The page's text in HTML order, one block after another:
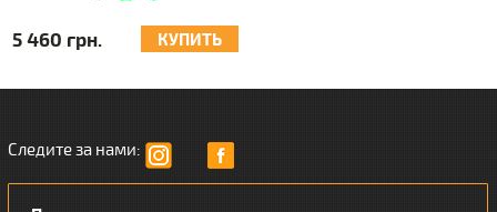
5 460 грн. КУПИТЬ
Следите за нами: